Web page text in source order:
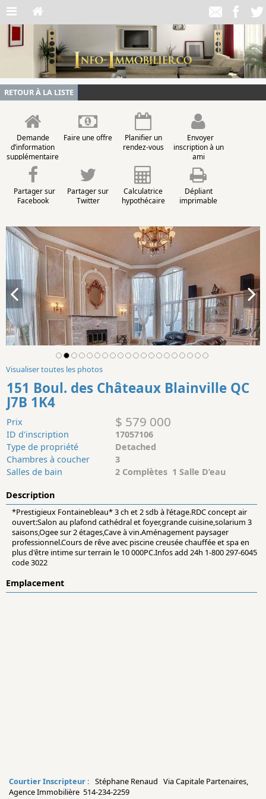
RETOUR À LA LISTE
Demande
d’information
supplémentaire
Faire une offre
Planifier un
rendez-vous
Envoyer
inscription à un
ami
Partager sur
Facebook
Partager sur
Twitter
Calculatrice
hypothécaire
Dépliant
imprimable
Visualiser toutes les photos
151 Boul. des Châteaux Blainville QC
J7B 1K4
Prix $ 579 000
ID d'inscription
17057106
Type de propriété
Detached
Chambres à coucher
3
Salles de bain
2 Complètes 1 Salle D’eau
Description
*Prestigieux Fontainebleau* 3 ch et 2 sdb à l'étage.RDC concept air
ouvert:Salon au plafond cathédral et foyer,grande cuisine,solarium 3
saisons,Ogee sur 2 étages,Cave à vin.Aménagement paysager
professionnel.Cours de rêve avec piscine creusée chauffée et spa en
plus d'être intime sur terrain le 10 000PC.Infos add 24h 1-800 297-6045
code 3022
Emplacement
Courtier Inscripteur : Stéphane Renaud Via Capitale Partenaires,
Agence Immobilière 514-234-2259